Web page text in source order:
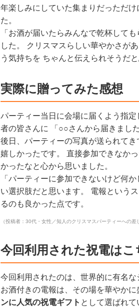
年楽しみにしていた集まりだっただ
た。
「お酒が届いたらみんなで乾杯して
した。 クリスマスらしい華やかさが
う気持ちを ちゃんと伝えられそうだと
実際に贈ってみた感想
パーティー当日に会場に届くよう指
者の皆さんに 「○○さんから届きまし
後日、パーティーの写真が送られて
嬉しかったです。 直接参加できなか
かったなと心から思いました。
「パーティーに参加できないけど何
い選択肢だと思います。 電報という
るのも良かった点です。
（投稿者：30代・女性／知人のクリスマスパーティーへの差
今回利用された祝電はこ
今回利用されたのは、世界的に有名
お酒付きの電報は、その場を華やか
ンに人気の祝電ギフト として選ばれて